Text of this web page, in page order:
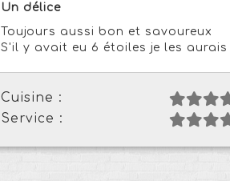
Un délice
Toujours aussi bon et savoureux
S'il y avait eu 6 étoiles je les
Cuisine :
Service :